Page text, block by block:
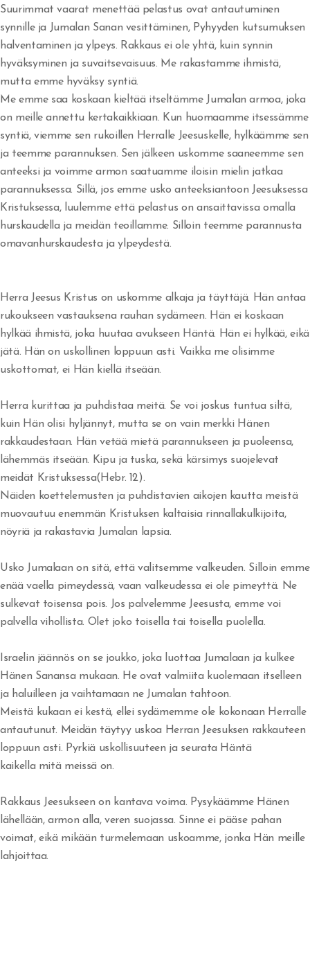
Suurimmat vaarat menettää pelastus ovat antautuminen
synnille ja Jumalan Sanan vesittäminen, Pyhyyden kutsumuksen
halventaminen ja ylpeys. Rakkaus ei ole yhtä, kuin synnin
hyväksyminen ja suvaitsevaisuus. Me rakastamme ihmistä,
mutta emme hyväksy syntiä.
Me emme saa koskaan kieltää itseltämme Jumalan armoa, joka
on meille annettu kertakaikkiaan. Kun huomaamme itsessämme
syntiä, viemme sen rukoillen Herralle Jeesuskelle, hylkäämme sen
ja teemme parannuksen. Sen jälkeen uskomme saaneemme sen
anteeksi ja voimme armon saatuamme iloisin mielin jatkaa
parannuksessa. Sillä, jos emme usko anteeksiantoon Jeesuksessa
Kristuksessa, luulemme että pelastus on ansaittavissa omalla
hurskaudella ja meidän teoillamme. Silloin teemme parannusta
omavanhurskaudesta ja ylpeydestä.
Herra Jeesus Kristus on uskomme alkaja ja täyttäjä. Hän antaa
rukoukseen vastauksena rauhan sydämeen. Hän ei koskaan
hylkää ihmistä, joka huutaa avukseen Häntä. Hän ei hylkää, eikä
jätä. Hän on uskollinen loppuun asti. Vaikka me olisimme
uskottomat, ei Hän kiellä itseään.
Herra kurittaa ja puhdistaa meitä. Se voi joskus tuntua siltä,
kuin Hän olisi hyljännyt, mutta se on vain merkki Hänen
rakkaudestaan. Hän vetää mietä parannukseen ja puoleensa,
lähemmäs itseään. Kipu ja tuska, sekä kärsimys suojelevat
meidät Kristuksessa(Hebr. 12).
Näiden koettelemusten ja puhdistavien aikojen kautta meistä
muovautuu enemmän Kristuksen kaltaisia rinnallakulkijoita,
nöyriä ja rakastavia Jumalan lapsia.
Usko Jumalaan on sitä, että valitsemme valkeuden. Silloin emme
enää vaella pimeydessä, vaan valkeudessa ei ole pimeyttä. Ne
sulkevat toisensa pois. Jos palvelemme Jeesusta, emme voi
palvella vihollista. Olet joko toisella tai toisella puolella.
Israelin jäännös on se joukko, joka luottaa Jumalaan ja kulkee
Hänen Sanansa mukaan. He ovat valmiita kuolemaan itselleen
ja haluilleen ja vaihtamaan ne Jumalan tahtoon.
Meistä kukaan ei kestä, ellei sydämemme ole kokonaan Herralle
antautunut. Meidän täytyy uskoa Herran Jeesuksen rakkauteen
loppuun asti. Pyrkiä uskollisuuteen ja seurata Häntä
kaikella mitä meissä on.
Rakkaus Jeesukseen on kantava voima. Pysykäämme Hänen
lähellään, armon alla, veren suojassa. Sinne ei pääse pahan
voimat, eikä mikään turmelemaan uskoamme, jonka Hän meille
lahjoittaa.
Saulin uhri
Jumalan armo
Israelin jäännös
Vakavasti Herran
Inhimillisyyden ansa
Voitto Hengessä
Olenko Totuudessa?
Uskottomuus
Me hukumme rikkauteen - sielut seuraavat
Voimaton usko
Menestysteologian alkujuuri
Kenelle kunnia?
Jaakob Herran palvelijana
Kuninkaan kunnia on vastuullisuus
Laki ja armo
Mooabilainen jäännös
Sydämen palvelu
Rakkauden valinta
Joosua ja Kaaleb sukupolvi
Tuomittu - Arvostettu
Alusta asti
Ilmestysmaja
Rakkauslaulu